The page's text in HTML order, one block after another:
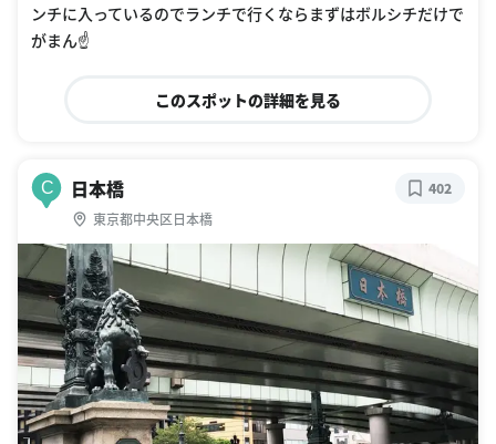
ンチに入っているのでランチで行くならまずはボルシチだけで
がまん☝️
このスポットの詳細を見る
C 日本橋
東京都中央区日本橋
402